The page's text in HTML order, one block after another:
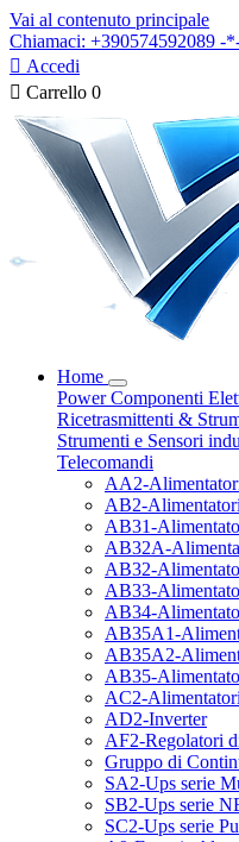
Vai al contenuto principale
Chiamaci: +390574592089 -
 Accedi
 Carrello 0
Home
PowerComponenti
Ricetrasmittenti &
Strumenti e Sensori
Telecomandi
AA2-
AB2-
AB31-
AB32A-
AB32-
AB33-
AB34-
AB35A1-
AB35A2-
AB35-
AC2-
AD2-Inverter
AF2-Regolatori
Gruppo di
SA2-Ups serie
SB2-Ups serie
SC2-Ups serie